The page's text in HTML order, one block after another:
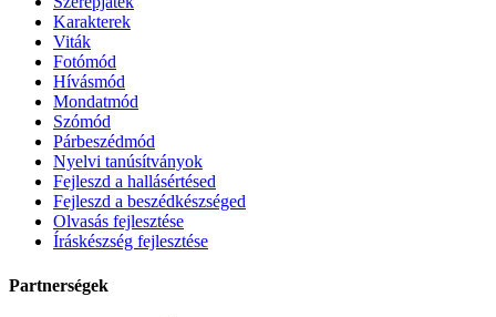
Karakterek
Viták
Fotómód
Hívásmód
Mondatmód
Szómód
Párbeszédmód
Nyelvi tanúsítványok
Fejleszd a hallásértésed
Fejleszd a beszédkészséged
Olvasás fejlesztése
Íráskészség fejlesztése
Partnerségek